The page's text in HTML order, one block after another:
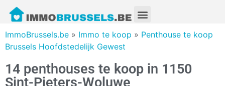
ImmoBrussels.be » Immo te koop » Penthouse te koop
Brussels Hoofdstedelijk Gewest
14 penthouses te koop in 1150
Sint-Pieters-Woluwe